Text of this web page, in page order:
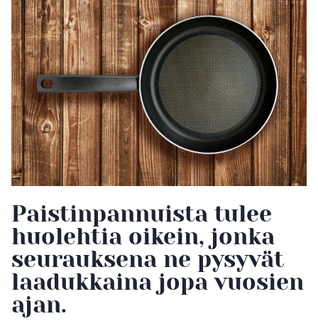
Paistinpannuista tulee
huolehtia oikein, jonka
seurauksena ne pysyvät
laadukkaina jopa vuosien
ajan.